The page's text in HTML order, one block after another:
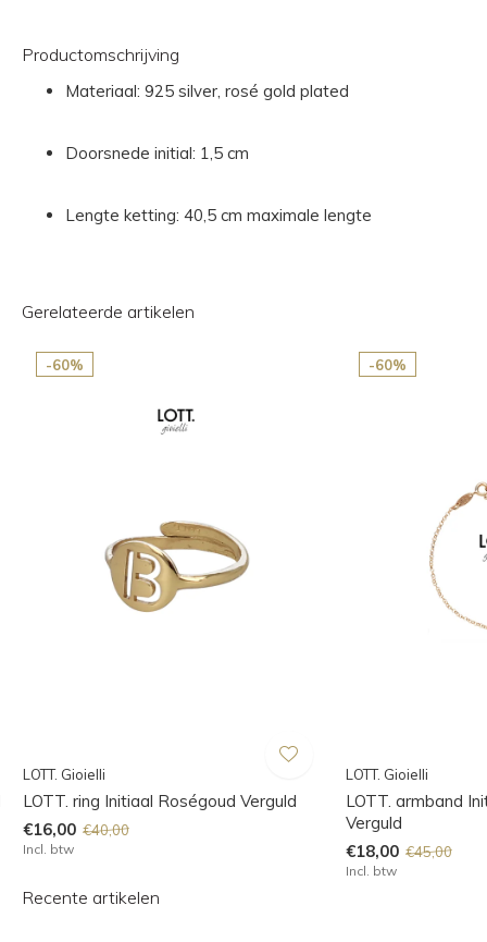
Productomschrijving
Materiaal: 925 silver, rosé gold plated
Doorsnede initial: 1,5 cm
Lengte ketting: 40,5 cm maximale lengte
Gerelateerde artikelen
-60%
LOTT. Gioielli
LOTT. ring Initiaal Roségoud Verguld
€16,00 €40,00
Incl. btw
-60%
LOTT. Gioielli
LOTT. armband
Verguld
€18,00 €45,00
Incl. btw
Recente artikelen